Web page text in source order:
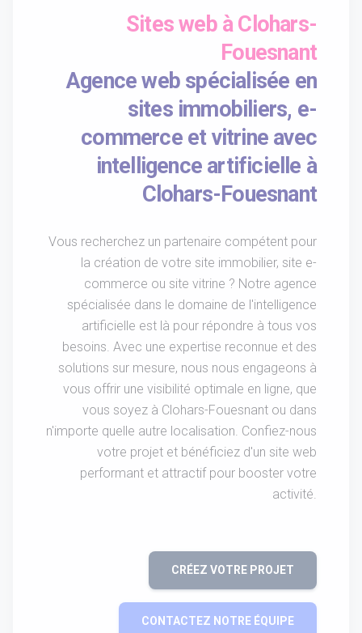
Sites web à Clohars-
Fouesnant
Agence web spécialisée en
sites immobiliers, e-
commerce et vitrine avec
intelligence artificielle à
Clohars-Fouesnant
Vous recherchez un partenaire compétent pour
la création de votre site immobilier, site e-
commerce ou site vitrine ? Notre agence
spécialisée dans le domaine de l'intelligence
artificielle est là pour répondre à tous vos
besoins. Avec une expertise reconnue et des
solutions sur mesure, nous nous engageons à
vous offrir une visibilité optimale en ligne, que
vous soyez à Clohars-Fouesnant ou dans
n'importe quelle autre localisation. Confiez-nous
votre projet et bénéficiez d'un site web
performant et attractif pour booster votre
activité.
CRÉEZ VOTRE PROJET
CONTACTEZ NOTRE ÉQUIPE